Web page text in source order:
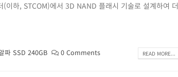
이하, STCOM)에서 3D NAND 플래시 기술로 설계하여 더
파 SSD 240GB 0 Comments READ MORE...